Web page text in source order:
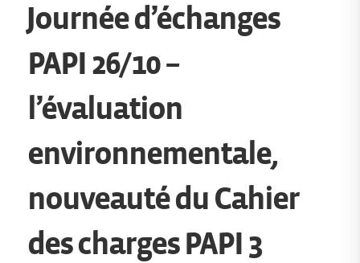
Journée d’échanges
PAPI 26/10 –
l’évaluation
environnementale,
nouveauté du Cahier
des charges PAPI 3